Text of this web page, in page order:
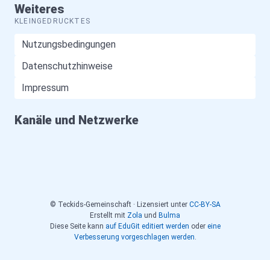
Weiteres
KLEINGEDRUCKTES
Nutzungsbedingungen
Datenschutzhinweise
Impressum
Kanäle und Netzwerke
© Teckids-Gemeinschaft · Lizensiert unter CC-BY-SA
Erstellt mit Zola und Bulma
Diese Seite kann auf EduGit editiert werden oder eine
Verbesserung vorgeschlagen werden